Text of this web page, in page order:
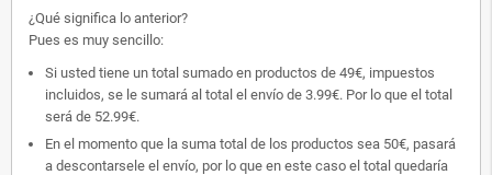
¿Qué significa lo anterior?
Pues es muy sencillo:
Si usted tiene un total sumado en productos de 49€, impuestos
incluidos, se le sumará al total el envío de 3.99€. Por lo que el total
será de 52.99€.
En el momento que la suma total de los productos sea 50€, pasará
a descontarsele el envío, por lo que en este caso el total quedaría